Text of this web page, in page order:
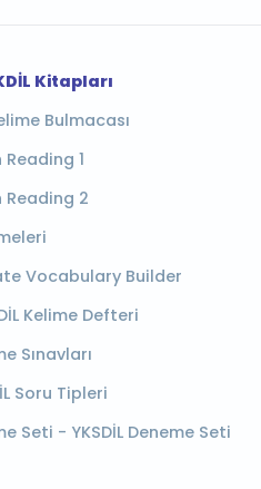
Kitapları
Bulmacası
1
Reading 2
Vocabulary Builder
Kelime Defteri
Sınavları
Soru Tipleri
Seti - YKSDİL Deneme Seti